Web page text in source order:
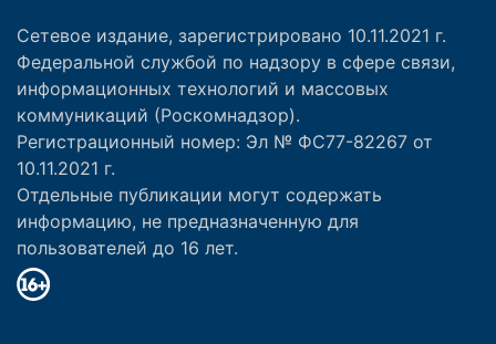
Сетевое издание, зарегистрировано 10.11.2021 г.
Федеральной службой по надзору в сфере связи,
информационных технологий и массовых
коммуникаций (Роскомнадзор).
Регистрационный номер: Эл № ФС77-82267 от
10.11.2021 г.
Отдельные публикации могут содержать
информацию, не предназначенную для
пользователей до 16 лет.